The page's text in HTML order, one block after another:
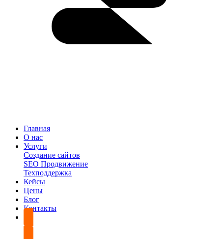
Главная
О нас
Услуги
Создание сайтов
SEO Продвижение
Техподдержка
Кейсы
Цены
Блог
Контакты